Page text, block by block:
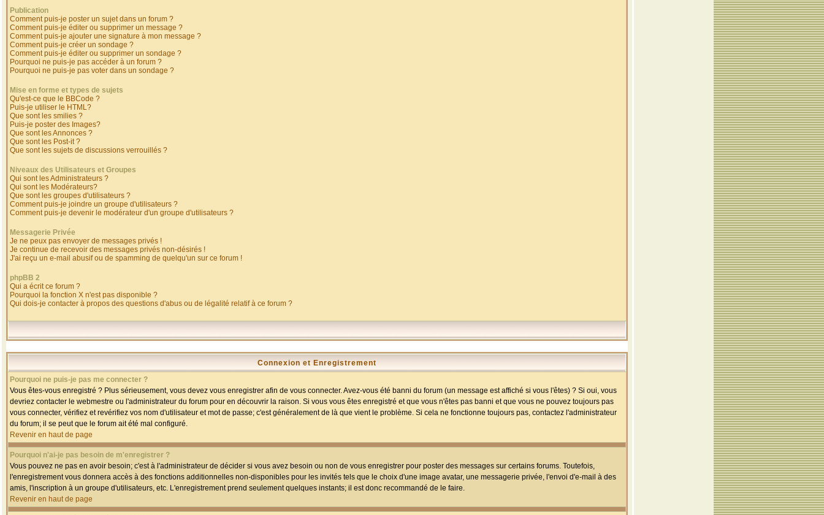
Publication
Comment puis-je poster un sujet dans un forum ?
Comment puis-je éditer ou supprimer un message ?
Comment puis-je ajouter une signature à mon message ?
Comment puis-je créer un sondage ?
Comment puis-je éditer ou supprimer un sondage ?
Pourquoi ne puis-je pas accéder à un forum ?
Pourquoi ne puis-je pas voter dans un sondage ?
Mise en forme et types de sujets
Qu'est-ce que le BBCode ?
Puis-je utiliser le HTML?
Que sont les smilies ?
Puis-je poster des Images?
Que sont les Annonces ?
Que sont les Post-it ?
Que sont les sujets de discussions verrouillés ?
Niveaux des Utilisateurs et Groupes
Qui sont les Administrateurs ?
Qui sont les Modérateurs?
Que sont les groupes d'utilisateurs ?
Comment puis-je joindre un groupe d'utilisateurs ?
Comment puis-je devenir le modérateur d'un groupe d'utilisateurs ?
Messagerie Privée
Je ne peux pas envoyer de messages privés !
Je continue de recevoir des messages privés non-désirés !
J'ai reçu un e-mail abusif ou de spamming de quelqu'un sur ce forum !
phpBB 2
Qui a écrit ce forum ?
Pourquoi la fonction X n'est pas disponible ?
Qui dois-je contacter à propos des questions d'abus ou de légalité relatif à ce forum ?
Connexion et Enregistrement
Pourquoi ne puis-je pas me connecter ?
Vous êtes-vous enregistré ? Plus sérieusement, vous devez vous enregistrer afin de vous connecter. Avez-vous été banni du forum (un message est affiché si vous l'êtes) ? Si oui, vous
devriez contacter le webmestre ou l'administrateur du forum pour en découvrir la raison. Si vous vous êtes enregistré et que vous n'êtes pas banni et que vous ne pouvez toujours pas
vous connecter, vérifiez et revérifiez vos nom d'utilisateur et mot de passe; c'est généralement de là que vient le problème. Si cela ne fonctionne toujours pas, contactez l'administrateur
du forum; il se peut que le forum ait été mal configuré.
Revenir en haut de page
Pourquoi n'ai-je pas besoin de m'enregistrer ?
Vous pouvez ne pas en avoir besoin; c'est à l'administrateur de décider si vous avez besoin ou non de vous enregistrer pour poster des messages sur certains forums. Toutefois,
l'enregistrement vous donnera accès à des fonctions additionnelles non-disponibles pour les invités tels que le choix d'une image avatar, une messagerie privée, l'envoi d'e-mail à des
amis, l'inscription à un groupe d'utilisateurs, etc. L'enregistrement prend seulement quelques instants; il est donc recommandé de le faire.
Revenir en haut de page